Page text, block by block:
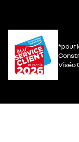
*pour
Viséo